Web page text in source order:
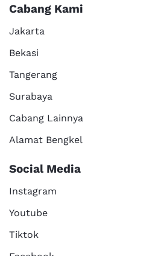
Cabang Kami
Jakarta
Bekasi
Tangerang
Surabaya
Cabang Lainnya
Alamat Bengkel
Social Media
Instagram
Youtube
Tiktok